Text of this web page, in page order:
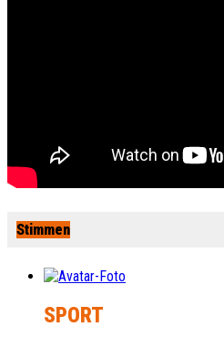
Stimmen
SPORT